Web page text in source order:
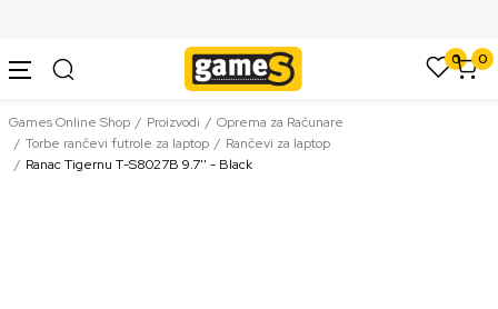
0 0
Games Online Shop Proizvodi
Oprema za Računare
Torbe rančevi futrole za laptop
Rančevi za laptop
Ranac Tigernu T-S8027B 9.7'' - Black